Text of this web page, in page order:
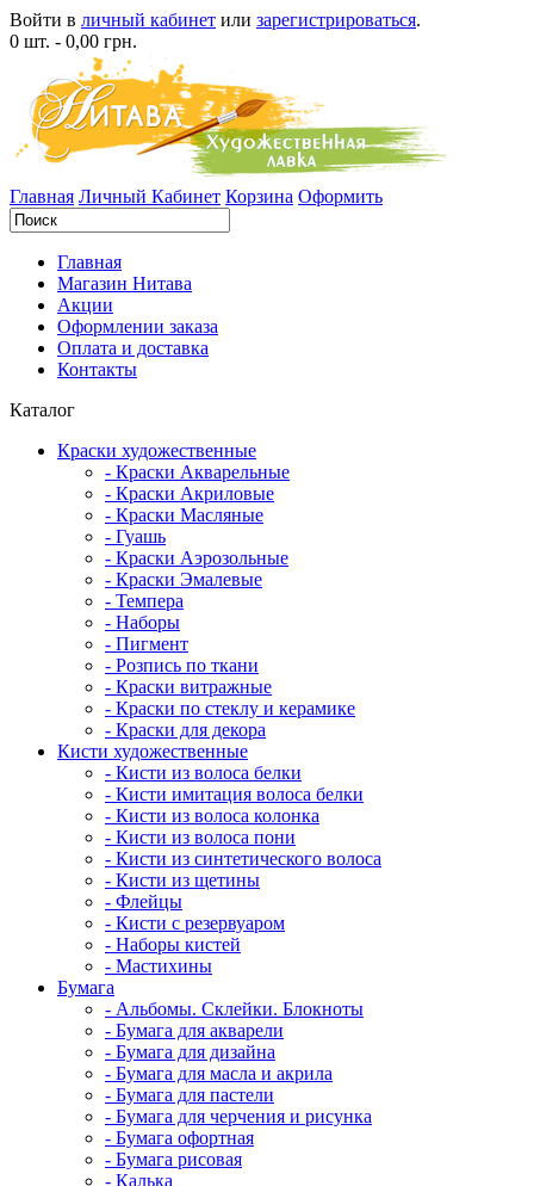
Войти в личный кабинет или зарегистрироваться.
0 шт. - 0,00 грн.
Главная Личный Кабинет Корзина Оформить
Главная
Магазин Нитава
Акции
Оформлении заказа
Оплата и доставка
Контакты
Каталог
Краски художественные
- Краски Акварельные
- Краски Акриловые
- Краски Масляные
- Гуашь
- Краски Аэрозольные
- Краски Эмалевые
- Темпера
- Наборы
- Пигмент
- Розпись по ткани
- Краски витражные
- Краски по стеклу и керамике
- Краски для декора
Кисти художественные
- Кисти из волоса белки
- Кисти имитация волоса белки
- Кисти из волоса колонка
- Кисти из волоса пони
- Кисти из синтетического волоса
- Кисти из щетины
- Флейцы
- Кисти с резервуаром
- Наборы кистей
- Мастихины
Бумага
- Альбомы. Склейки. Блокноты
- Бумага для акварели
- Бумага для дизайна
- Бумага для масла и акрила
- Бумага для пастели
- Бумага для черчения и рисунка
- Бумага офортная
- Бумага рисовая
- Калька